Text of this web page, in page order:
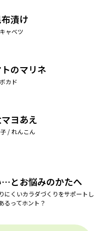
漬け
ャベツ
のマリネ
カド
ヨあえ
/ れんこん
とお悩みのかたへ
にくいカラダづくりをサポートし
るってホント？